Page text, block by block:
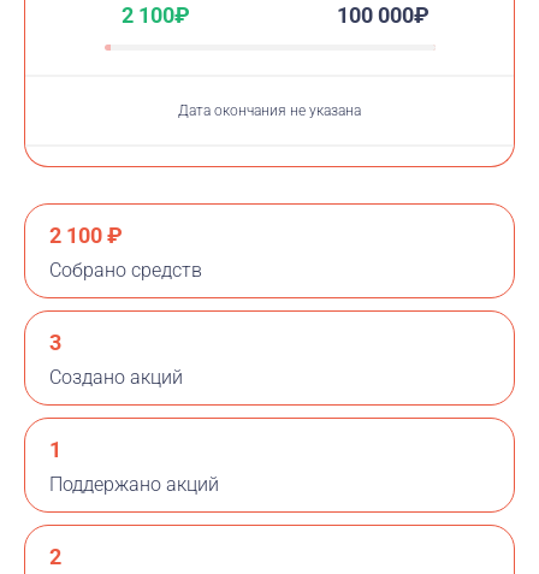
2 100₽ 100 000₽
Дата окончания не указана
2 100 ₽
Собрано средств
3
Создано акций
1
Поддержано акций
2